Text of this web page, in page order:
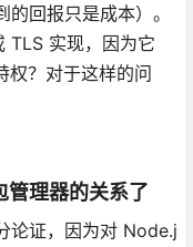
回报只是成本）。
TLS 实现，因为它
权？对于这样的问
管理器的关系了
论证，因为对 Node.j